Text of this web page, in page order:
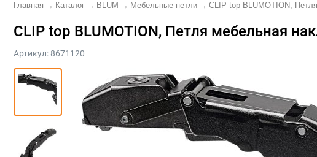
Главная → Каталог → BLUM → Мебельные петли → CLIP top BLUMOTION,
CLIP top BLUMOTION, Петля мебельная
Артикул: 8671120